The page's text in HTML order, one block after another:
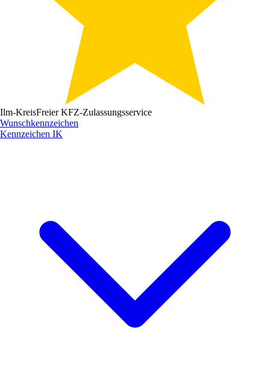
Ilm-KreisFreier KFZ-Zulassungsservice
Wunschkennzeichen
Kennzeichen IK